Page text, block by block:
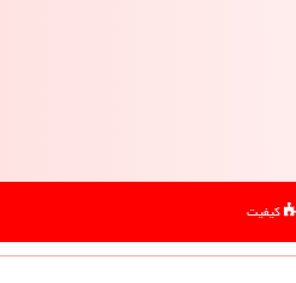
کیفیت